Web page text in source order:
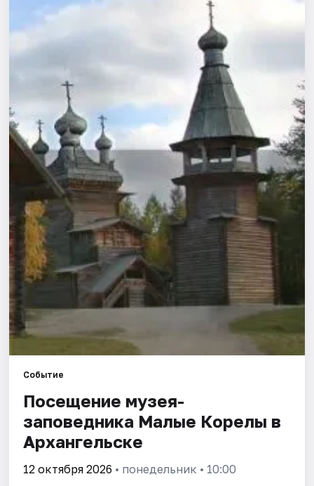
Площадки
Артисты
Рейтинги
Событие
Посещение музея-
заповедника Малые Корелы в
Архангельске
12 октября 2026 • понедельник • 10:00